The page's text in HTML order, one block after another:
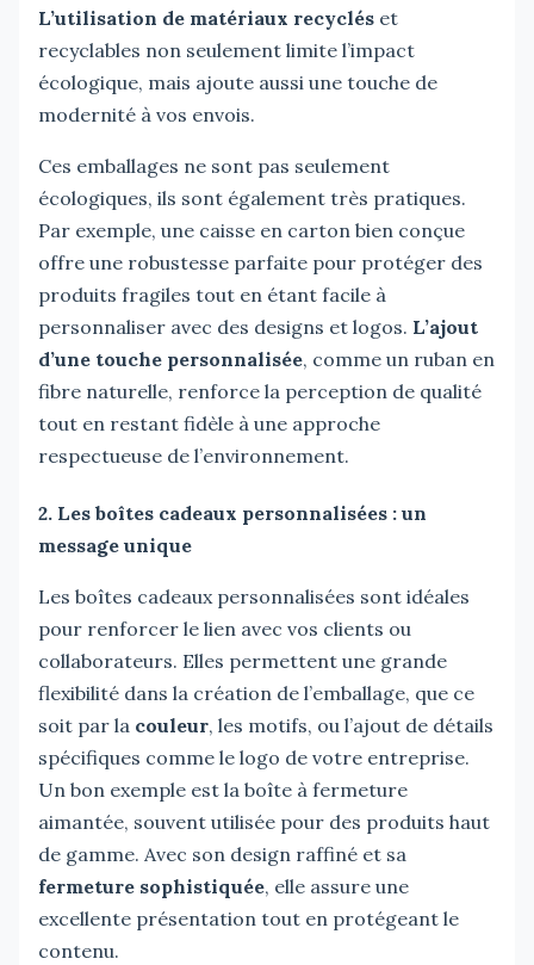
L’utilisation de matériaux recyclés et
recyclables non seulement limite l’impact
écologique, mais ajoute aussi une touche de
modernité à vos envois.
Ces emballages ne sont pas seulement
écologiques, ils sont également très pratiques.
Par exemple, une caisse en carton bien conçue
offre une robustesse parfaite pour protéger des
produits fragiles tout en étant facile à
personnaliser avec des designs et logos. L’ajout
d’une touche personnalisée, comme un ruban en
fibre naturelle, renforce la perception de qualité
tout en restant fidèle à une approche
respectueuse de l’environnement.
2. Les boîtes cadeaux personnalisées : un
message unique
Les boîtes cadeaux personnalisées sont idéales
pour renforcer le lien avec vos clients ou
collaborateurs. Elles permettent une grande
flexibilité dans la création de l’emballage, que ce
soit par la couleur, les motifs, ou l’ajout de détails
spécifiques comme le logo de votre entreprise.
Un bon exemple est la boîte à fermeture
aimantée, souvent utilisée pour des produits haut
de gamme. Avec son design raffiné et sa
fermeture sophistiquée, elle assure une
excellente présentation tout en protégeant le
contenu.